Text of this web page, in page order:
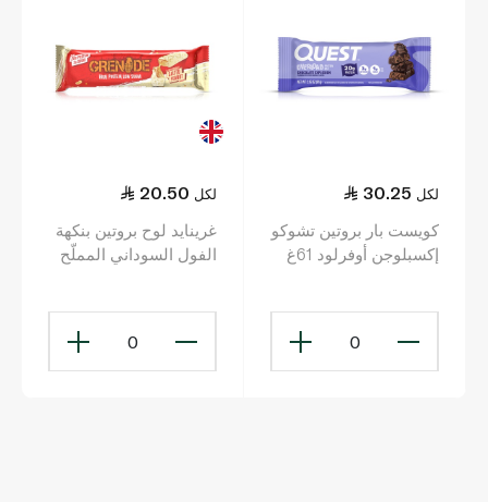
30.25 لكل
كويست بار بروتين تشوكو
إكسبلوجن أوفرلود 61غ
0
20.50 لكل
غرينايد لوح بروتين بنكهة
الفول السوداني المملّح
0